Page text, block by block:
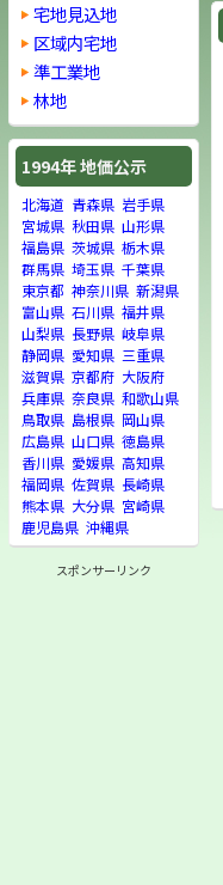
宅地見込地
区域内宅地
準工業地
林地
1994年 地価公示
北海道 青森県 岩手県
宮城県 秋田県 山形県
福島県 茨城県 栃木県
群馬県 埼玉県 千葉県
東京都 神奈川県 新潟県
富山県 石川県 福井県
山梨県 長野県 岐阜県
静岡県 愛知県 三重県
滋賀県 京都府 大阪府
兵庫県 奈良県 和歌山県
鳥取県 島根県 岡山県
広島県 山口県 徳島県
香川県 愛媛県 高知県
福岡県 佐賀県 長崎県
熊本県 大分県 宮崎県
鹿児島県 沖縄県
スポンサーリンク